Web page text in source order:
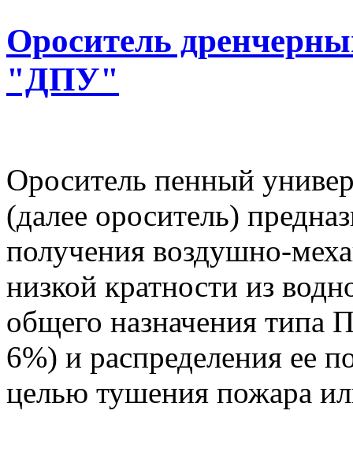
Ороситель
"ДПУ"
Ороситель пенный
(далее ороситель)
получения воздушно-
низкой кратности из
общего назначения
6%) и распределения ее
целью тушения пожара